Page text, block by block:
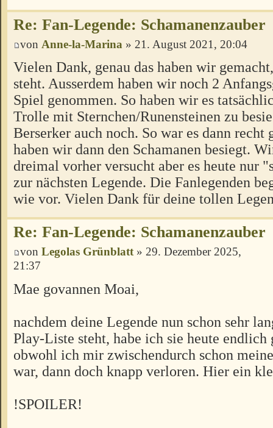
Re: Fan-Legende: Schamanenzauber
von Anne-la-Marina » 21. August 2021, 20:04
Vielen Dank, genau das haben wir
steht. Ausserdem haben wir noch 2
Spiel genommen. So haben wir es
Trolle mit Sternchen/Runensteinen zu
Berserker auch noch. So war es dann
haben wir dann den Schamanen besiegt.
dreimal vorher versucht aber es heute nur
zur nächsten Legende. Die Fanlegenden
wie vor. Vielen Dank für deine tollen
Re: Fan-Legende: Schamanenzauber
von Legolas Grünblatt» 29. Dezember 2025,
21:37
Mae govannen Moai,
nachdem deine Legende nun schon sehr
Play-Liste steht, habe ich sie heute endlich
obwohl ich mir zwischendurch schon
war, dann doch knapp verloren. Hier ein
!SPOILER!